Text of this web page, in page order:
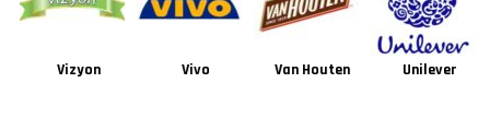
Vizyon Vivo Van Houten Unilever